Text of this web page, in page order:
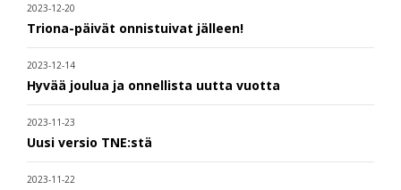
2023-12-20
Triona-päivät onnistuivat jälleen!
2023-12-14
Hyvää joulua ja onnellista uutta vuotta
2023-11-23
Uusi versio TNE:stä
2023-11-22